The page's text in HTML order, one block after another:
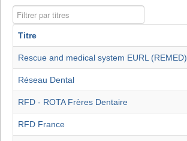
Filtrer par titres
Titre
Rescue and medical system EURL (REMED)
Réseau Dental
RFD - ROTA Frères Dentaire
RFD France